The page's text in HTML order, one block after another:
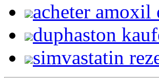
acheter amoxil
duphaston
simvastatin